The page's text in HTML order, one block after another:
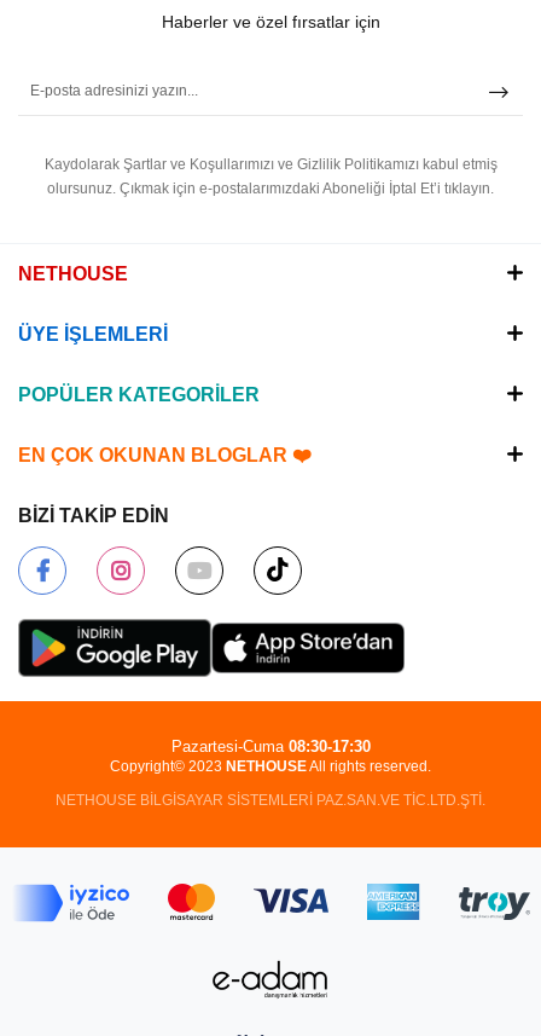
Haberler ve özel fırsatlar için
Kaydolarak Şartlar ve Koşullarımızı ve Gizlilik Politikamızı kabul etmiş
olursunuz. Çıkmak için e-postalarımızdaki Aboneliği İptal Et’i tıklayın.
NETHOUSE
ÜYE İŞLEMLERİ
POPÜLER KATEGORİLER
EN ÇOK OKUNAN BLOGLAR ❤️
BİZİ TAKİP EDİN
Copyright© 2023 NETHOUSEAll rights reserved.
NETHOUSE BİLGİSAYAR SİSTEMLERİ PAZ.SAN.VE TİC.LTD.ŞTİ.
Pazartesi-Cuma 08:30-17:30